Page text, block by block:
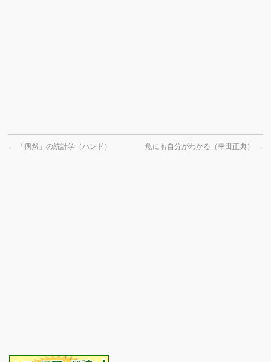
← 「偶然」の統計学（ハンド） 魚にも自分がわかる（幸田正典） →